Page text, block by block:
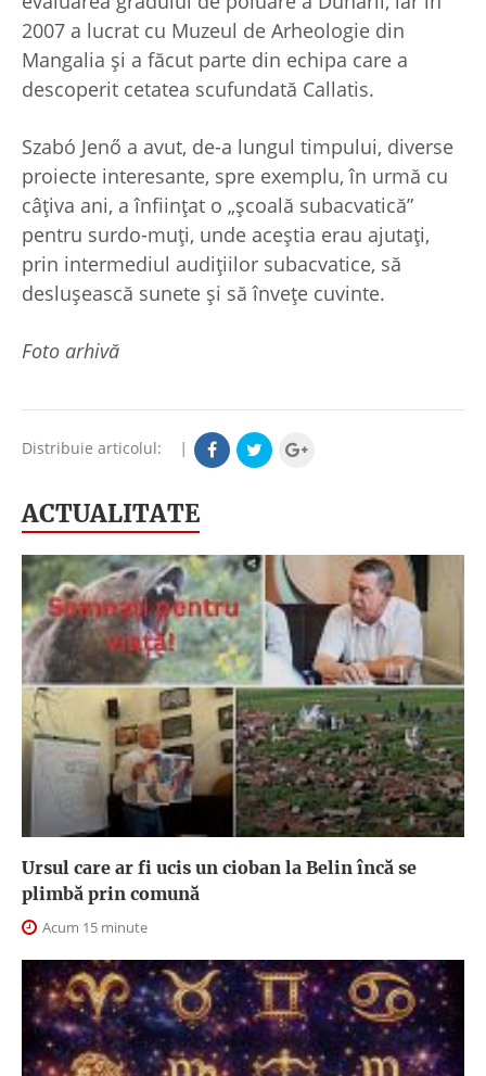
2007 a lucrat cu Muzeul de Arheologie din
Mangalia şi a făcut parte din echipa care a
descoperit cetatea scufundată Callatis.
Szabó Jenő a avut, de-a lungul timpului, diverse
proiecte interesante, spre exemplu, în urmă cu
câţiva ani, a înfiinţat o „şcoală subacvatică”
pentru surdo-muţi, unde aceştia erau ajutaţi,
prin intermediul audiţiilor subacvatice, să
desluşească sunete şi să înveţe cuvinte.
Foto arhivă
Distribuie articolul: |
ACTUALITATE
Ursul care ar fi ucis un cioban la Belin încă se
plimbă prin comună
Acum 15 minute